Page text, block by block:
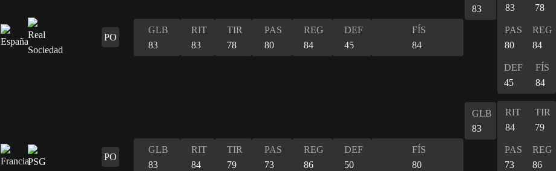
PO
GLB
83
RIT
83
TIR
78
PAS
80
REG
84
DEF
45
FÍS
84
83
83
78
PAS
80
REG
84
DEF
45
FÍS
84
PO
GLB
83
RIT
84
TIR
79
PAS
73
REG
86
DEF
50
FÍS
80
GLB
83
RIT
84
TIR
79
PAS
73
REG
86